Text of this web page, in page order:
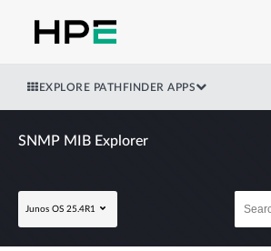
EXPLORE PATHFINDER APPS
SNMP MIB Explorer
Junos OS 25.4R1